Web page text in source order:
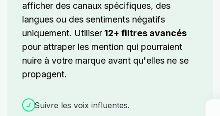
afficher des canaux spécifiques, des
langues ou des sentiments négatifs
uniquement. Utiliser 12+ filtres avancés
pour attraper les mention qui pourraient
nuire à votre marque avant qu'elles ne se
propagent.
Suivre les voix influentes.